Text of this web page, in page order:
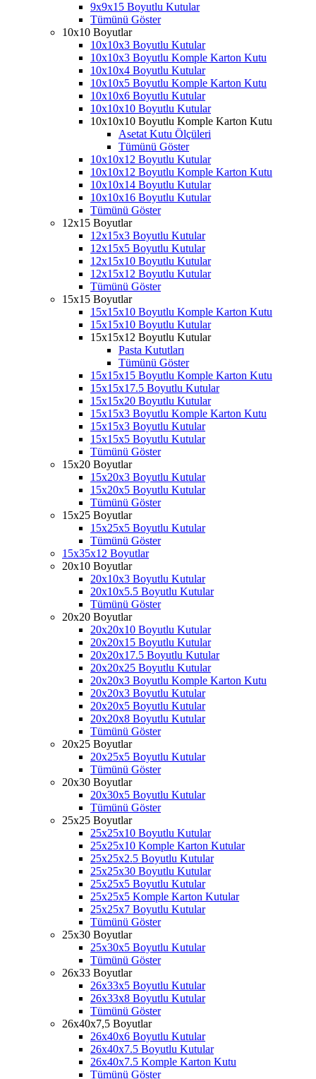
9x9x15 Boyutlu Kutular
Tümünü Göster
10x10 Boyutlar
10x10x3 Boyutlu Kutular
10x10x3 Boyutlu Komple Karton Kutu
10x10x4 Boyutlu Kutular
10x10x5 Boyutlu Komple Karton Kutu
10x10x6 Boyutlu Kutular
10x10x10 Boyutlu Kutular
10x10x10 Boyutlu Komple Karton Kutu
Asetat Kutu Ölçüleri
Tümünü Göster
10x10x12 Boyutlu Kutular
10x10x12 Boyutlu Komple Karton Kutu
10x10x14 Boyutlu Kutular
10x10x16 Boyutlu Kutular
Tümünü Göster
12x15 Boyutlar
12x15x3 Boyutlu Kutular
12x15x5 Boyutlu Kutular
12x15x10 Boyutlu Kutular
12x15x12 Boyutlu Kutular
Tümünü Göster
15x15 Boyutlar
15x15x10 Boyutlu Komple Karton Kutu
15x15x10 Boyutlu Kutular
15x15x12 Boyutlu Kutular
Pasta Kututları
Tümünü Göster
15x15x15 Boyutlu Komple Karton Kutu
15x15x17.5 Boyutlu Kutular
15x15x20 Boyutlu Kutular
15x15x3 Boyutlu Komple Karton Kutu
15x15x3 Boyutlu Kutular
15x15x5 Boyutlu Kutular
Tümünü Göster
15x20 Boyutlar
15x20x3 Boyutlu Kutular
15x20x5 Boyutlu Kutular
Tümünü Göster
15x25 Boyutlar
15x25x5 Boyutlu Kutular
Tümünü Göster
15x35x12 Boyutlar
20x10 Boyutlar
20x10x3 Boyutlu Kutular
20x10x5.5 Boyutlu Kutular
Tümünü Göster
20x20 Boyutlar
20x20x10 Boyutlu Kutular
20x20x15 Boyutlu Kutular
20x20x17.5 Boyutlu Kutular
20x20x25 Boyutlu Kutular
20x20x3 Boyutlu Komple Karton Kutu
20x20x3 Boyutlu Kutular
20x20x5 Boyutlu Kutular
20x20x8 Boyutlu Kutular
Tümünü Göster
20x25 Boyutlar
20x25x5 Boyutlu Kutular
Tümünü Göster
20x30 Boyutlar
20x30x5 Boyutlu Kutular
Tümünü Göster
25x25 Boyutlar
25x25x10 Boyutlu Kutular
25x25x10 Komple Karton Kutular
25x25x2.5 Boyutlu Kutular
25x25x30 Boyutlu Kutular
25x25x5 Boyutlu Kutular
25x25x5 Komple Karton Kutular
25x25x7 Boyutlu Kutular
Tümünü Göster
25x30 Boyutlar
25x30x5 Boyutlu Kutular
Tümünü Göster
26x33 Boyutlar
26x33x5 Boyutlu Kutular
26x33x8 Boyutlu Kutular
Tümünü Göster
26x40x7,5 Boyutlar
26x40x6 Boyutlu Kutular
26x40x7.5 Boyutlu Kutular
26x40x7.5 Komple Karton Kutu
Tümünü Göster